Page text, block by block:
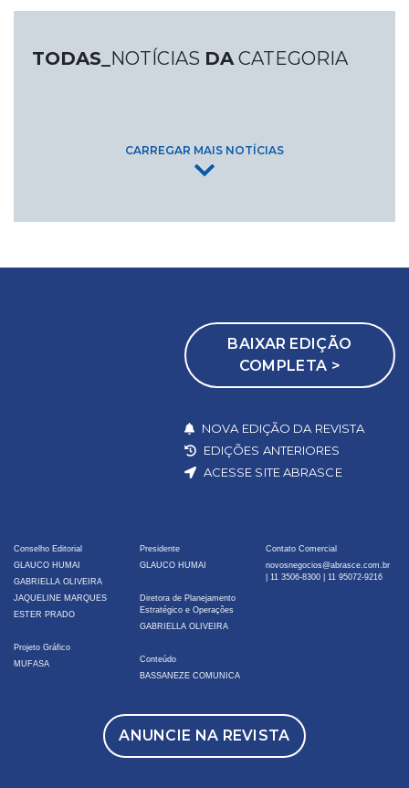
TODAS_ NOTÍCIAS DACATEGORIA
CARREGAR MAIS NOTÍCIAS
BAIXAR EDIÇÃO
COMPLETA >
NOVA EDIÇÃO DA REVISTA
EDIÇÕES ANTERIORES
ACESSE SITE ABRASCE
Conselho Editorial
GLAUCO HUMAI
GABRIELLA OLIVEIRA
JAQUELINE MARQUES
ESTER PRADO
Projeto Gráfico
MUFASA
Presidente
GLAUCO HUMAI
Diretora de Planejamento
Estratégico e Operações
GABRIELLA OLIVEIRA
Conteúdo
BASSANEZE COMUNICA
Contato Comercial
novosnegocios@abrasce.com.br
11 3506-8300| 11 95072-9216
ANUNCIE NA REVISTA